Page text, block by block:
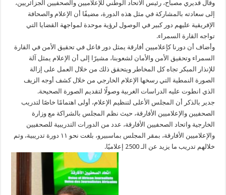
وقال قديري مصباح، رئيس الاتحاد الوطني للإعلاميين والصحفيين الجزائريين،
إلى سعادته بالمشاركة في مثل هذه الدورة، مضيفًا أن الإعلام والصحافة
الإفريقية عليهم دور كبير في الوصول لرؤية موحدة لمواجهة القضايا التي
تواجه القارة السمراء.
وأضاف أن دورنا كإعلاميين أفارقة يمثل دور فاعل في تحقيق الأمن في القارة
السمراء وتحقيق الأمن والأمان لشعوبنا، مشيرًا إلى أن الإعلام يمثل آلة
للإنذار المبكر تجاه كل المخاطر ويتحقق ذلك من خلال العمل على إزالة
الصورة النمطية التي رسخها الإعلام الخارجي من خلال كشف أوجه الزيف
الذي انطوت عليه الدراسات الغربية وصولًا لتقديم الصورة الصحيحة.
جدير بالذكر أن المجلس الأعلى لتنظيم الإعلام، أولى اهتمامًا خاصًا لتدريب
الصحفيين والإعلاميين الأفارقة، حيث نظم المجلس بالشراكة مع وزارة
الخارجية واتحاد الصحفيين الأفارقة، عدد من الدورات التدريبية للصحفيين
والإعلاميين الأفارقة، بمقر المجلس بماسبيرو، بلغت نحو ١١ دورة تدريبية، وتم
خلالهم تدريب ما يزيد عن الـ 2500 إعلاميًا.